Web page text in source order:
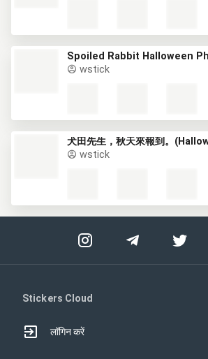
Spoiled Rabbit Halloween
wstick
犬田先生，秋天來報到。
wstick
Stickers Cloud
लॉगिन करें